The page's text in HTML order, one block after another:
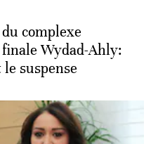
complexe
Wydad-Ahly:
suspense